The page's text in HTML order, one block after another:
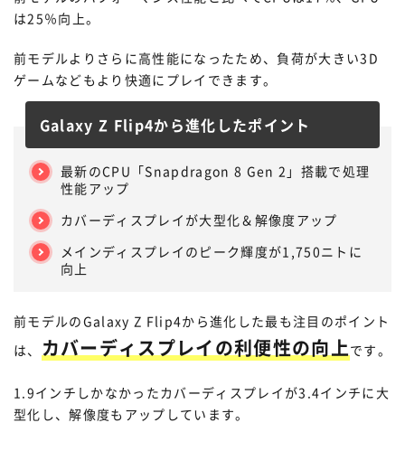
は25％向上。
前モデルよりさらに高性能になったため、負荷が大きい3D
ゲームなどもより快適にプレイできます。
Galaxy Z Flip4から進化したポイント
最新のCPU「Snapdragon 8 Gen 2」搭載で処理
性能アップ
カバーディスプレイが大型化＆解像度アップ
メインディスプレイのピーク輝度が1,750ニトに
向上
前モデルのGalaxy Z Flip4から進化した最も注目のポイント
は、
カバーディスプレイの利便性の向上です。
1.9インチしかなかったカバーディスプレイが3.4インチに大
型化し、解像度もアップしています。